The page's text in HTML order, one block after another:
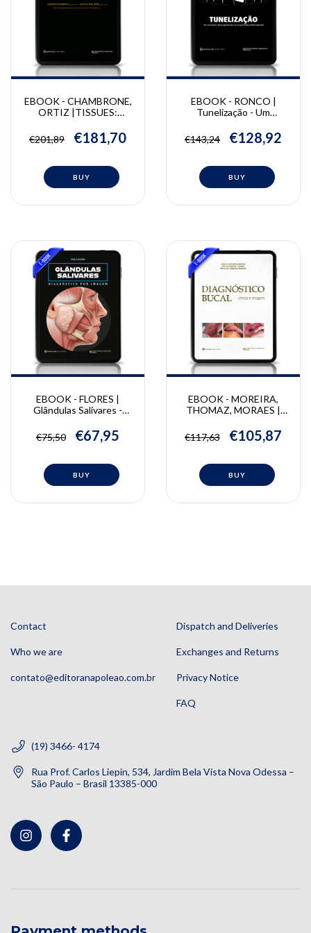
EBOOK - CHAMBRONE,
ORTIZ |TISSUES:
Cirurgia Plástica e
Reconstrutiva
Chambrone, Gustavo
Ortiz
€201,89 €181,70
EBOOK - RONCO |
Tunelização - Um
Cirurgia Plástica
Periodontal | Vincent
€143,24 €128,92
EBOOK - FLORES |
Glândulas Salivares -
Paulo Flores
€75,50 €67,95
EBOOK - MOREIRA,
THOMAZ, MORAES |
Clínica e imagem | Carlos.
Moreira, Luiz A. Thomaz,
Moraes
€117,63 €105,87
Contact
Who we are
contato@editoranapoleao.com.br
Dispatch and Deliveries
Exchanges and Returns
Privacy Notice
FAQ
(19) 3466- 4174
Rua Prof. Carlos Liepin, 534, Jardim Bela Vista Nova Odessa –
São Paulo – Brasil 13385-000